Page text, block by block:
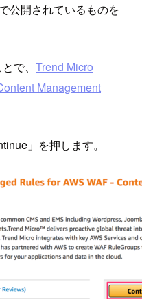
で公開されているものを
で、 Trend Micro
Management
」を押します。